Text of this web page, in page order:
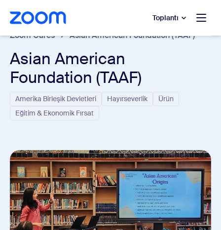
içeriğe atla
yardımına atla Toplantı
Zoom Cares Asian American Foundation (TAAF)
Asian American
Foundation (TAAF)
Amerika Birleşik Devletleri Hayırseverlik
Ürün
Eğitim & Ekonomik Fırsat